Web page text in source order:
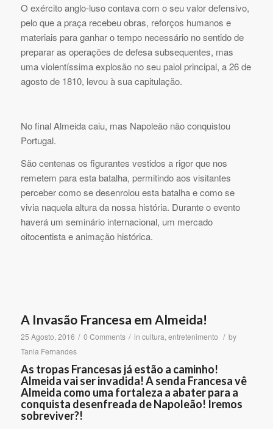
O exército anglo-luso contava com o seu valor defensivo,
pelo que a praça recebeu obras, reforços humanos e
materiais para ganhar o tempo necessário no sentido de
preparar as operações de defesa subsequentes, mas
uma violentíssima explosão no seu paiol principal, a 26 de
agosto de 1810, levou à sua capitulação.
No final Almeida caiu, mas Napoleão não conquistou
Portugal.
São centenas os figurantes vestidos a rigor que nos
remetem para esta batalha, permitindo aos visitantes
perceber como se desenrolou esta batalha e como se
vivia naquela altura da nossa história. Durante o evento
haverá um seminário internacional, um mercado
oitocentista e animação histórica.
A Invasão Francesa em Almeida!
25 Agosto, 2016 / 0 Comments / in cultura, entretenimento / by
Tania Fernandes
As tropas Francesas já estão a caminho!
Almeida vai ser invadida! A senda Francesa vê
Almeida como uma fortaleza a abater para a
conquista desenfreada de Napoleão! Iremos
sobreviver?!